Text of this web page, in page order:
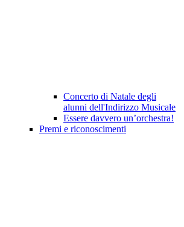
Concerto di Natale degli
alunni dell'Indirizzo Musicale
Essere davvero un’orchestra!
Premi e riconoscimenti